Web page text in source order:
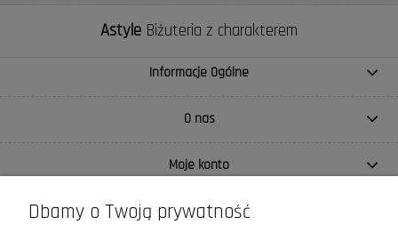
Astyle Biżuteria z charakterem
Informacje Ogólne
O nas
Moje konto
Dbamy o Twoją prywatność